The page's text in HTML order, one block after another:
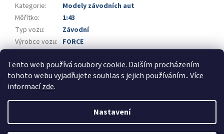
Tento web používá soubory cookie. Dalším procházením
tohoto webu vyjadřujete souhlas s jejich používáním.. Více
informacízde.
Nastavení
Kategorie:
Modely závodních aut
Měřítko:
1:43
Typ vozu:
Závodní
Výrobce vozu: FORCE
Barva: černá,stříbrná
Vytvořil Shoptet